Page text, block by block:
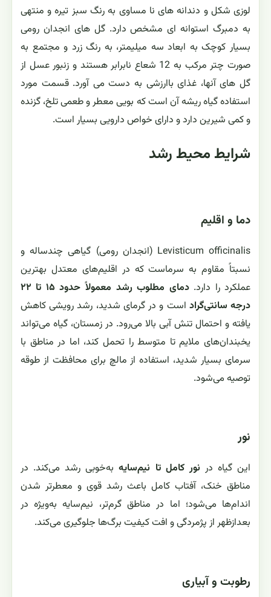
لوزی شکل و دندانه های نا مساوی به رنگ سبز تیره و منتهی
به دمبرگ استوانه ای مشخص دارد. گل های انجدان رومی
بسیار کوچک به ابعاد سه میلیمتر، به رنگ زرد و مجتمع به
صورت چتر مرکب به 12 شعاع نابرابر هستند و زنبور عسل از
گل های آنها، غذای باارزشی به دست می آورد. قسمت مورد
استفاده گیاه ریشه آن است که بویی معطر و طعمی تلخ، گزنده
و کمی شیرین دارد و دارای خواص دارویی بسیار است.
شرایط محیط رشد
دما و اقلیم
Levisticum officinalis (انجدان رومی) گیاهی چندساله و
نسبتاً مقاوم به سرماست که در اقلیم‌های معتدل بهترین
عملکرد را دارد.
دمای مطلوب رشد معمولاً حدود ۱۵ تا ۲۲
درجه سانتی‌گراد است و در گرمای شدید، رشد رویشی کاهش
یافته و احتمال تنش آبی بالا می‌رود. در زمستان، گیاه می‌تواند
یخبندان‌های ملایم تا متوسط را تحمل کند، اما در مناطق با
سرمای بسیار شدید، استفاده از مالچ برای محافظت از طوقه
توصیه می‌شود.
نور
این گیاه در نور کامل تا نیم‌سایهبه‌خوبی رشد می‌کند. در
مناطق خنک، آفتاب کامل باعث رشد قوی و معطرتر شدن
اندام‌ها می‌شود؛ اما در مناطق گرم‌تر، نیم‌سایه به‌ویژه در
بعدازظهر از پژمردگی و افت کیفیت برگ‌ها جلوگیری می‌کند.
رطوبت و آبیاری